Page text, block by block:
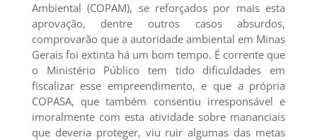
Ambiental (COPAM), se reforçados por mais esta
aprovação, dentre outros casos absurdos,
comprovarão que a autoridade ambiental em Minas
Gerais foi extinta há um bom tempo. É corrente que
o Ministério Público tem tido dificuldades em
fiscalizar esse empreendimento, e que a própria
COPASA, que também consentiu irresponsável e
imoralmente com esta atividade sobre mananciais
que deveria proteger, viu ruir algumas das metas